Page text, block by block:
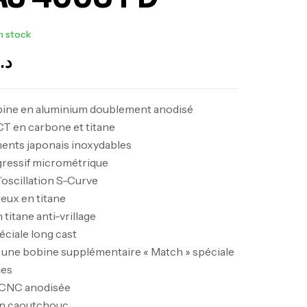
stock
en aluminium doublement anodisé
en carbone et titane
japonais inoxydables
micrométrique
S-Curve
en titane
titane anti-vrillage
long cast
bobine supplémentaire « Match » spéciale
anodisée